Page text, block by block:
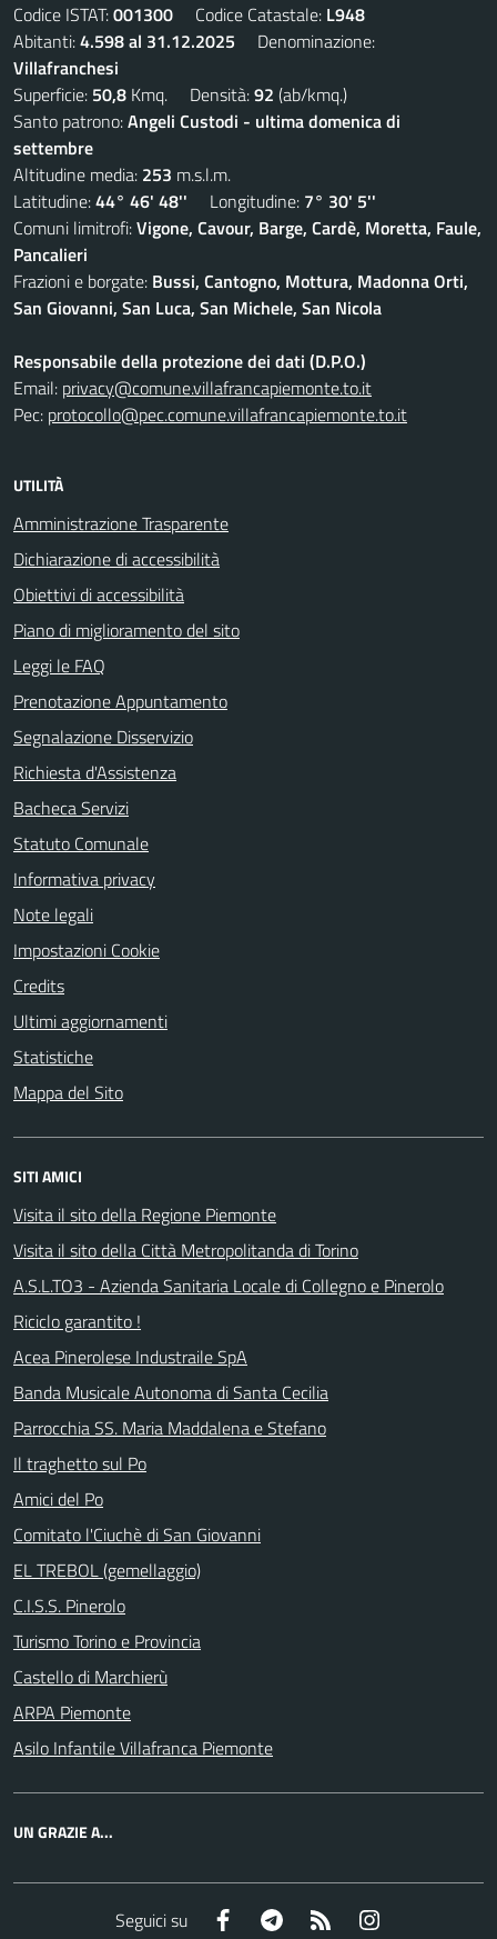
Codice ISTAT:001300 Codice Catastale: L948
Abitanti:4.598 al 31.12.2025 Denominazione:
Villafranchesi
Superficie: 50,8 Kmq. Densità:92 (ab/kmq.)
Santo patrono:Angeli Custodi - ultima domenica di
settembre
Altitudine media: 253 m.s.l.m.
Latitudine:44° 46' 48'' Longitudine: 7° 30' 5''
Comuni limitrofi:Vigone, Cavour, Barge, Cardè, Moretta, Faule,
Pancalieri
Frazioni e borgate: Bussi, Cantogno, Mottura, Madonna Orti,
San Giovanni, San Luca, San Michele, San Nicola
Responsabile della protezione dei dati (D.P.O.)
Email: privacy@comune.villafrancapiemonte.to.it
Pec: protocollo@pec.comune.villafrancapiemonte.to.it
UTILITÀ
Amministrazione Trasparente
Dichiarazione di accessibilità
Obiettivi di accessibilità
Piano di miglioramento del sito
Leggi le FAQ
Prenotazione Appuntamento
Segnalazione Disservizio
Richiesta d'Assistenza
Bacheca Servizi
Statuto Comunale
Informativa privacy
Note legali
Impostazioni Cookie
Credits
Ultimi aggiornamenti
Statistiche
Mappa del Sito
SITI AMICI
Visita il sito della Regione Piemonte
Visita il sito della Città Metropolitanda di Torino
A.S.L.TO3 - Azienda Sanitaria Locale di Collegno e Pinerolo
Riciclo garantito !
Acea Pinerolese Industraile SpA
Banda Musicale Autonoma di Santa Cecilia
Parrocchia SS. Maria Maddalena e Stefano
Il traghetto sul Po
Amici del Po
Comitato l'Ciuchè di San Giovanni
EL TREBOL (gemellaggio)
C.I.S.S. Pinerolo
Turismo Torino e Provincia
Castello di Marchierù
ARPA Piemonte
Asilo Infantile Villafranca Piemonte
UN GRAZIE A...
Seguici su Facebook Telegram RSS